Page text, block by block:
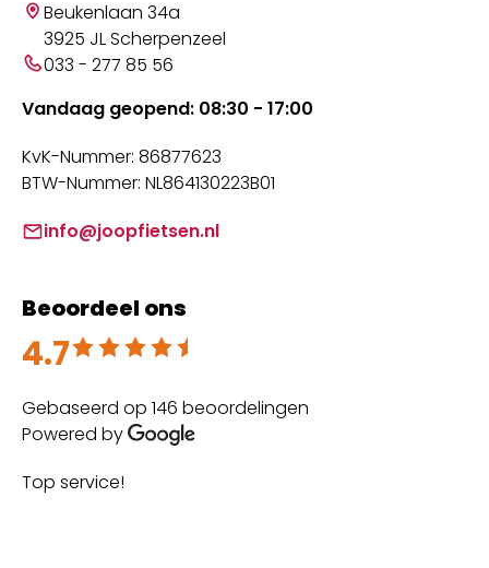
Beukenlaan 34a
3925 JL Scherpenzeel
033 - 277 85 56
Vandaag geopend: 08:30 - 17:00
KvK-Nummer: 86877623
BTW-Nummer: NL864130223B01
info@joopfietsen.nl
Beoordeel ons
4.7
Beoordeeld met 4.7 uit 5
Gebaseerd op 146 beoordelingen
Powered by
Top service!